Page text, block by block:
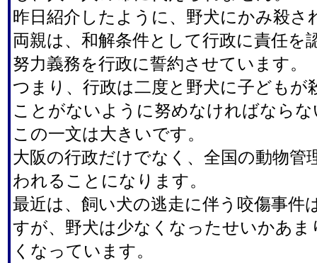
昨日紹介したように、野犬にかみ殺さ
両親は、和解条件として行政に責任を
努力義務を行政に誓約させています。
つまり、行政は二度と野犬に子どもが
ことがないように努めなければなら
この一文は大きいです。
大阪の行政だけでなく、全国の動物管
われることになります。
最近は、飼い犬の逃走に伴う咬傷事件
すが、野犬は少なくなったせいかあま
くなっています。